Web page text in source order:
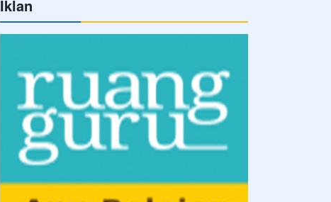
Iklan